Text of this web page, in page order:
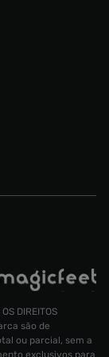
DIREITOS
são de
ou parcial, sem a
exclusivos para